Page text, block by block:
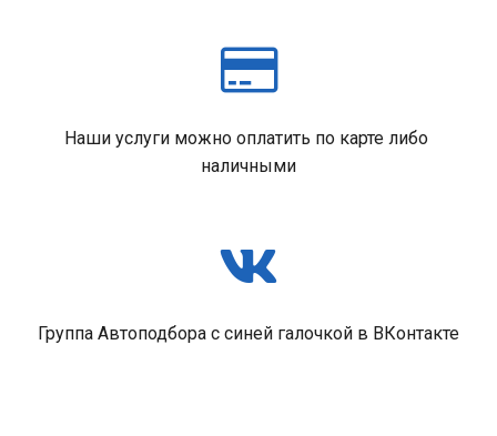
Наши услуги можно оплатить по карте либо
наличными
Группа Автоподбора с синей галочкой в ВКонтакте